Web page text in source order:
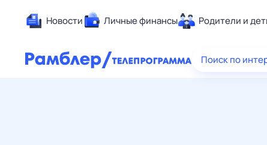
Новости Личные финансы Родители и
Здоровье
Поиск по